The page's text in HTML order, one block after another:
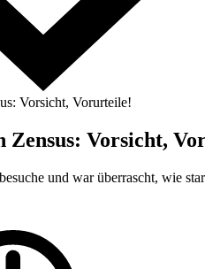
Vorsicht, Vorurteile!
Zensus: Vorsicht,
und war überrascht, wie